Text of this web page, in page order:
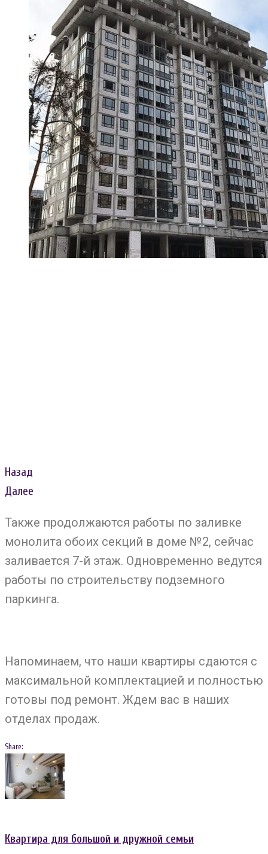
Назад
Далее
Также продолжаются работы по заливке
монолита обоих секций в доме №2, сейчас
заливается 7-й этаж. Одновременно ведутся
работы по строительству подземного
паркинга.
Напоминаем, что наши квартиры сдаются с
максимальной комплектацией и полностью
готовы под ремонт. Ждем вас в наших
отделах продаж.
Share:
Facebook
Twitter
Google+
LinkedIn
Навигация
по
Квартира для большой и дружной семьи